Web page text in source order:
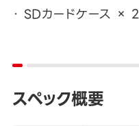
SDカードケース × 2
スペック概要